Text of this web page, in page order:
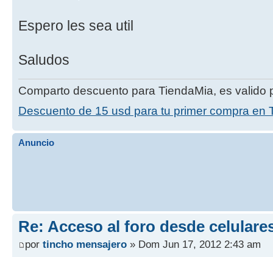
Espero les sea util
Saludos
Comparto descuento para TiendaMia, es valido
Descuento de 15 usd para tu primer compra en
Anuncio
Re: Acceso al foro desde
por tincho mensajero » Dom Jun 17, 2012 2:43 am